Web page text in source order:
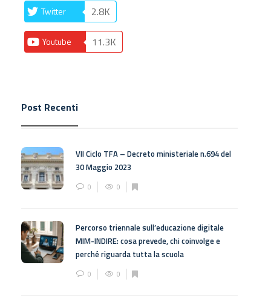
Twitter 2.8K
Youtube 11.3K
Post Recenti
VII Ciclo TFA – Decreto ministeriale n.694 del
30 Maggio 2023
0 0
Percorso triennale sull’educazione digitale
MIM-INDIRE: cosa prevede, chi coinvolge e
perché riguarda tutta la scuola
0 0